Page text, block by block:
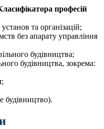
професій
та організацій;
без апарату управління
будівництва;
будівництва, зокрема:
будівництво).